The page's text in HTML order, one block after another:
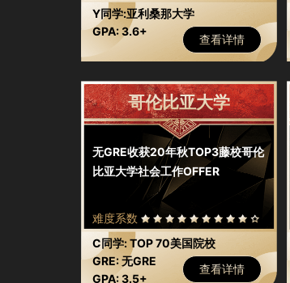
Y同学:亚利桑那大学
GPA: 3.6+
查看详情
哥伦比亚大学
无GRE收获20年秋TOP3藤校哥伦
比亚大学社会工作OFFER
难度系数
C同学: TOP 70美国院校
GRE: 无GRE
GPA: 3.5+
查看详情